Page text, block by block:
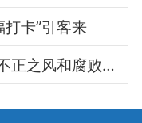
打卡”引客来
南靖县领导调研督导群众身边不正之风和腐败问题集中整治工作